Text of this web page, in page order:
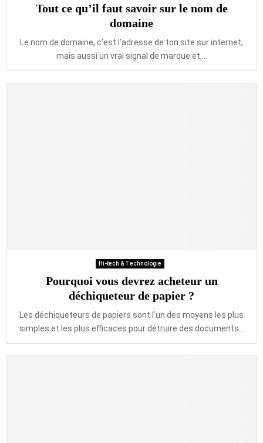
Tout ce qu’il faut savoir sur le nom de
domaine
Le nom de domaine, c’est l’adresse de ton site sur internet,
mais aussi un vrai signal de marque et,...
Hi-tech & Technologie
Pourquoi vous devrez acheteur un
déchiqueteur de papier ?
Les déchiqueteurs de papiers sont l’un des moyens les plus
simples et les plus efficaces pour détruire des documents...